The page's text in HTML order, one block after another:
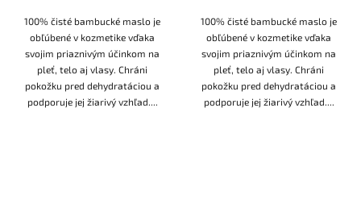
100% čisté bambucké maslo je
obľúbené v kozmetike vďaka
svojim priaznivým účinkom na
pleť, telo aj vlasy. Chráni
pokožku pred dehydratáciou a
podporuje jej žiarivý vzhľad....
100% čisté bambucké maslo je
obľúbené v kozmetike vďaka
svojim priaznivým účinkom na
pleť, telo aj vlasy. Chráni
pokožku pred dehydratáciou a
podporuje jej žiarivý vzhľad....